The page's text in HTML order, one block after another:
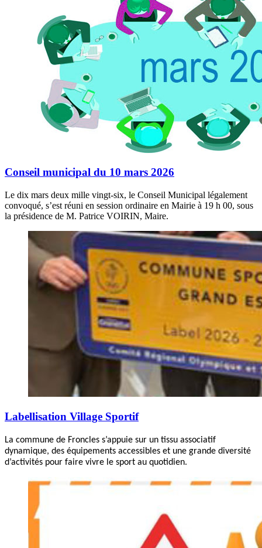
Conseil municipal du 10 mars 2026
Le dix mars deux mille vingt-six, le Conseil Municipal légalement
convoqué, s’est réuni en session ordinaire en Mairie à 19 h 00, sous
la présidence de M. Patrice VOIRIN, Maire.
Labellisation Village Sportif
La commune de Froncles s’appuie sur un tissu associatif
dynamique, des équipements accessibles et une grande diversité
d’activités pour faire vivre le sport au quotidien.